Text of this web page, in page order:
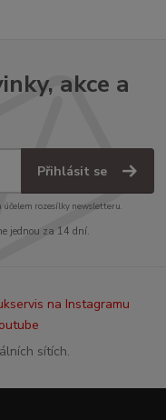
akce a
Přihlásit se
účelem rozesílky newsletteru.
jednou za 14 dní.
sítích.